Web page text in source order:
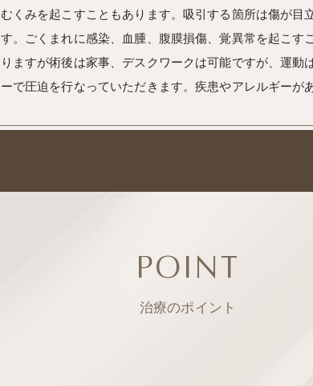
むくみを起こすこともあります。吸引する箇所は傷が⽬
す。ごくまれに感染、⾎腫、腹膜損傷、覚異常を起こす
りますが術後は家事、デスクワークは可能ですが、運
ーで圧迫を⾏なっていただきます。疾患やアレルギーが
POINT
治療のポイント